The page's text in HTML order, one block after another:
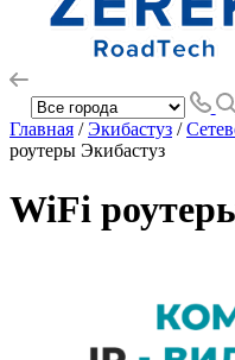
Главная /Экибастуз /
роутеры Экибастуз
WiFi